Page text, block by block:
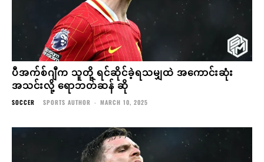
ပီအက်စ်ဂျီက သူတို့ ရင်ဆိုင်ခဲ့ရသမျှထဲ အကောင်းဆုံး
အသင်းလို့ ရောဘတ်ဆန် ဆို
SOCCER SPORTS AUTHOR - MARCH 10, 2025